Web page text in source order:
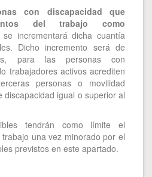
con discapacidad que
del trabajo como
incrementará dicha cuantía
Dicho incremento será de
para las personas con
trabajadores activos acrediten
personas o movilidad
discapacidad igual o superior al
tendrán como límite el
una vez minorado por el
previstos en este apartado.